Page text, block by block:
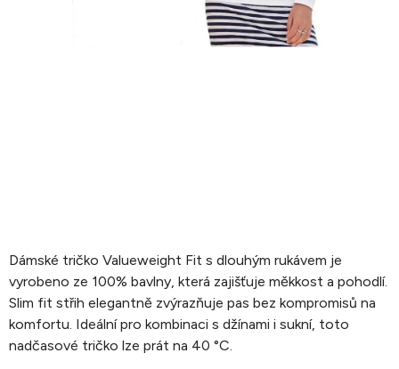
Dámské tričko Valueweight Fit s dlouhým rukávem je
vyrobeno ze 100% bavlny, která zajišťuje měkkost a pohodlí.
Slim fit střih elegantně zvýrazňuje pas bez kompromisů na
komfortu. Ideální pro kombinaci s džínami i sukní, toto
nadčasové tričko lze prát na 40 °C.